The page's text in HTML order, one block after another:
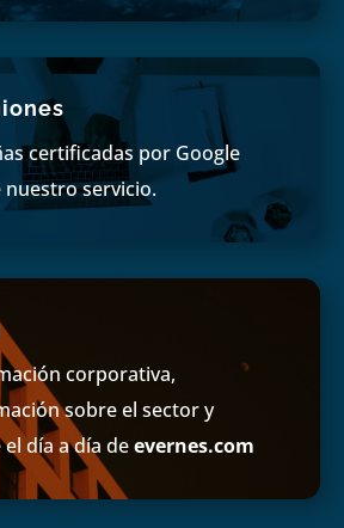
certificadas por Google
nuestro servicio.
corporativa,
sobre el sector y
el día a día deevernes.com